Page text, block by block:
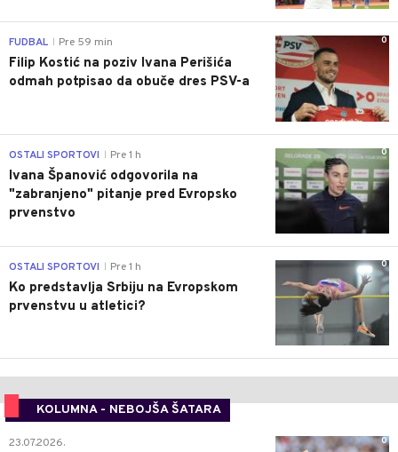
0
FUDBAL Pre 59 min
Filip Kostić na poziv Ivana Perišića
odmah potpisao da obuče dres PSV-a
0
OSTALI SPORTOVI Pre 1 h
Ivana Španović odgovorila na
"zabranjeno" pitanje pred Evropsko
prvenstvo
0
OSTALI SPORTOVI Pre 1 h
Ko predstavlja Srbiju na Evropskom
prvenstvu u atletici?
KOLUMNA - NEBOJŠA ŠATARA
0
23.07.2026.